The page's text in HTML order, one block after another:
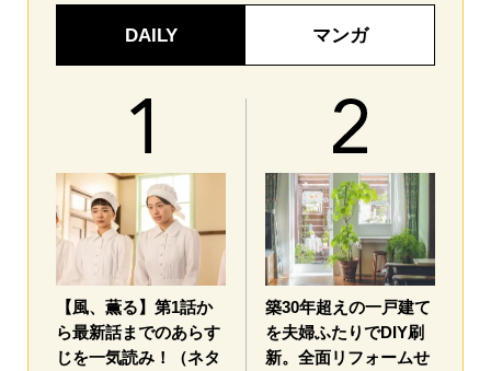
DAILY マンガ
【風、薫る】第1話か
ら最新話までのあらす
じを一気読み！（ネタ
築30年超えの一戸建て
を夫婦ふたりでDIY刷
新。全面リフォームせ